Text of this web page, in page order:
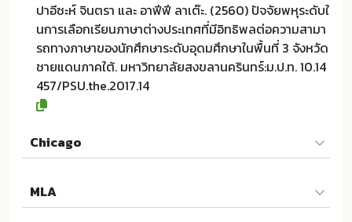
ปาอีซะห์ จินตรา และ อาฟีฟี ลาเต๊ะ. (2560) ปัจจัยพหุระดับใ
นการเลือกเรียนภาษาต่างประเทศที่มีอิทธิพลต่อความสามา
รถทางภาษาของนักศึกษาระดับอุดมศึกษาในพื้นที่ 3 จังหวัด
ชายแดนภาคใต้. มหาวิทยาลัยสงขลานครินทร์:ม.ป.ท. 10.14
457/PSU.the.2017.14
Chicago
นการเลือกเรียนภาษาต่างประเทศที่มีอิทธิพลต่อความสามา
รถทางภาษาของนักศึกษาระดับอุดมศึกษาในพื้นที่ 3 จังหวัด
MLA